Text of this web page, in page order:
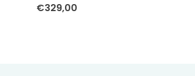
€329,00